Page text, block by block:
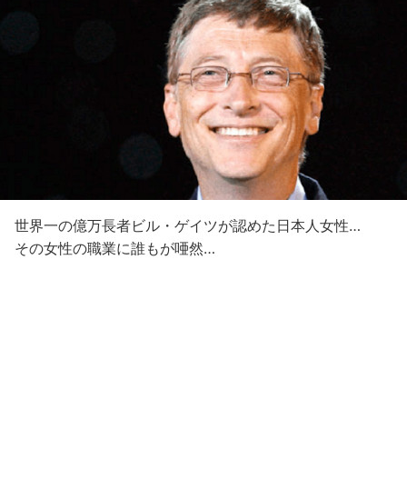
世界一の億万長者ビル・ゲイツが認めた日本人女性…
その女性の職業に誰もが唖然…